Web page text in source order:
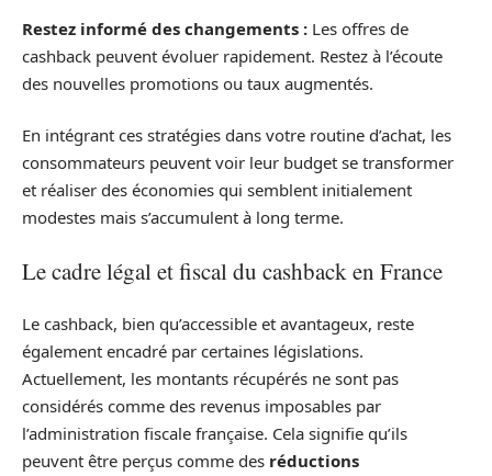
Restez informé des changements : Les offres de
cashback peuvent évoluer rapidement. Restez à l’écoute
des nouvelles promotions ou taux augmentés.
En intégrant ces stratégies dans votre routine d’achat, les
consommateurs peuvent voir leur budget se transformer
et réaliser des économies qui semblent initialement
modestes mais s’accumulent à long terme.
Le cadre légal et fiscal du cashback en France
Le cashback, bien qu’accessible et avantageux, reste
également encadré par certaines législations.
Actuellement, les montants récupérés ne sont pas
considérés comme des revenus imposables par
l’administration fiscale française. Cela signifie qu’ils
peuvent être perçus comme des réductions